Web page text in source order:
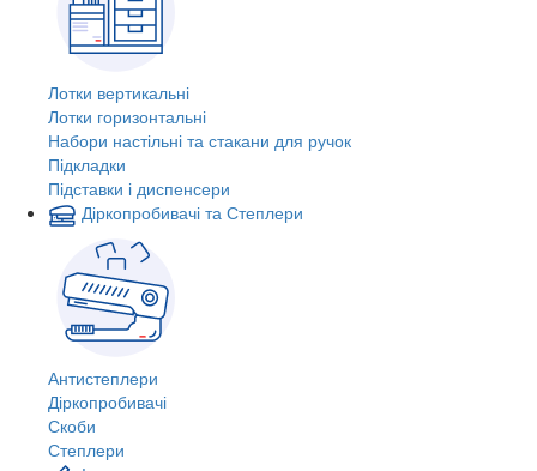
Лотки вертикальні
Лотки горизонтальні
Набори настільні та стакани для ручок
Підкладки
Підставки і диспенсери
Діркопробивачі та Степлери
Антистеплери
Діркопробивачі
Скоби
Степлери